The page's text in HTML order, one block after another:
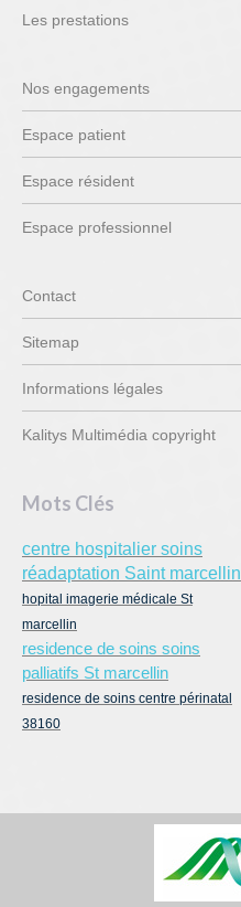
Les prestations
Nos engagements
Espace patient
Espace résident
Espace professionnel
Contact
Sitemap
Informations légales
Kalitys Multimédia copyright
Mots Clés
centre hospitalier soins
réadaptation Saint marcellin
hopital imagerie médicale St
marcellin
residence de soins soins
palliatifs St marcellin
residence de soins centre périnatal
38160